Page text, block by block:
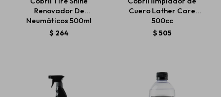
Renovador De
Neumáticos 500ml
$ 264
Cuero Lather Care
500cc
$ 505